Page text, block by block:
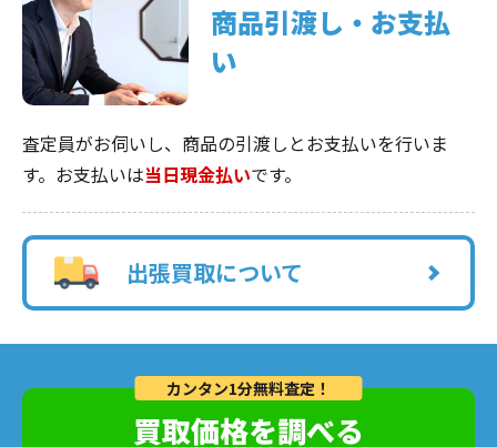
商品引渡し・お支払
い
査定員がお伺いし、商品の引渡しとお支払いを行いま
す。お支払いは当日現金払いです。
出張買取について
カンタン1分無料査定！
買取価格を調べる